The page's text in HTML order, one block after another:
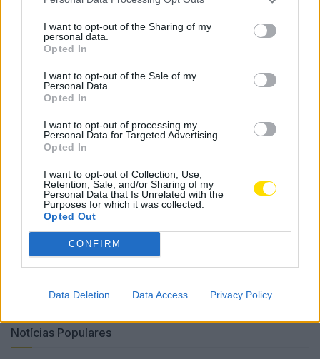
I want to opt-out of the Sharing of my
personal data.
Opted In
I want to opt-out of the Sale of my
Personal Data.
Opted In
I want to opt-out of processing my
Personal Data for Targeted Advertising.
Opted In
I want to opt-out of Collection, Use,
Retention, Sale, and/or Sharing of my
Personal Data that Is Unrelated with the
Purposes for which it was collected.
Opted Out
CONFIRM
Data Deletion Data Access Privacy Policy
Nova de Famalicão e no dia 27 de junho estará no
festival de música coral, em Tui – Galiza (Espanha), a
Recorde-se que São Telmo (ou São Pedro Gonçalves
mar na Galiza e em Portugal e é celebrado também
em Vila Nova de Famalicão, na paróquia de Santa
Lucrécia do Louro, onde é mais conhecido por Santo
do Monte.
110 anos
vereadora cultura
Notícias Populares